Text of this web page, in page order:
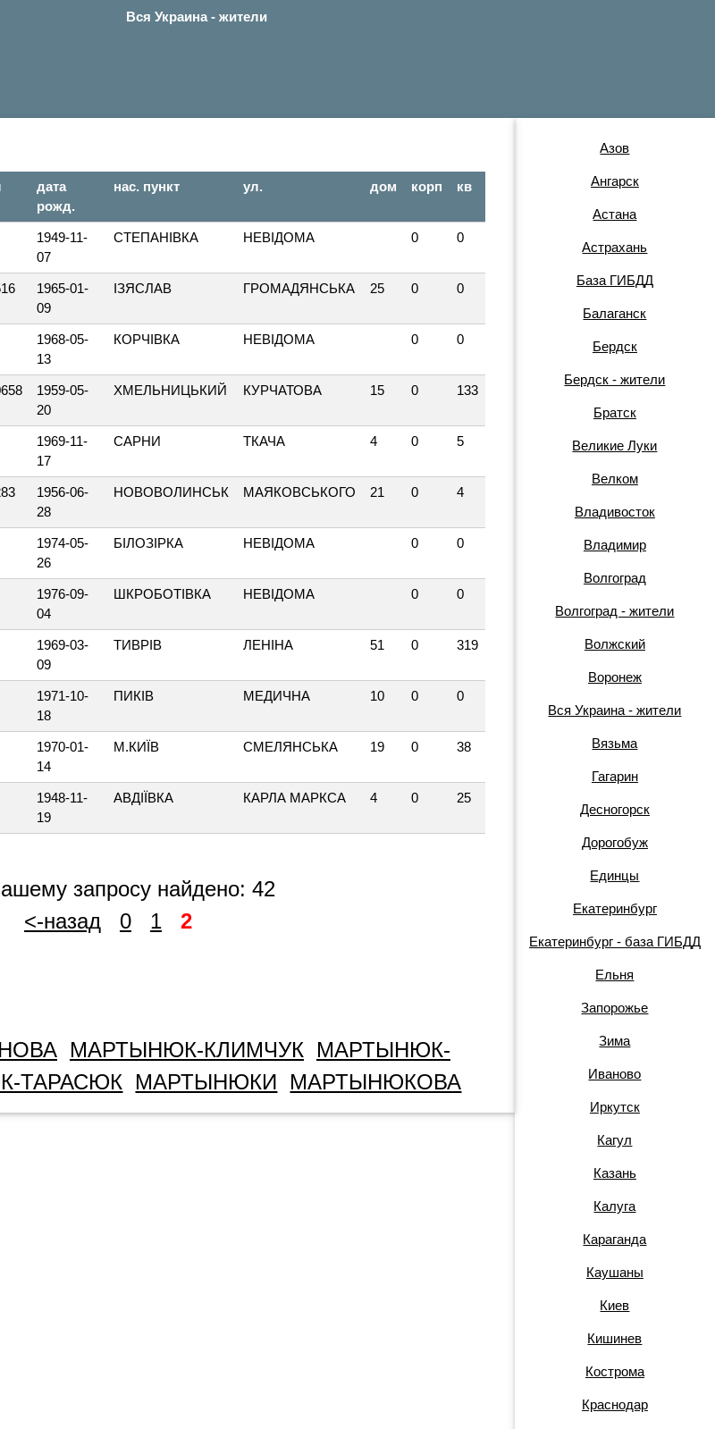
Вся Украина - жители
дата
рожд.
нас. пункт ул. дом корп кв
1949-11-
07
СТЕПАНІВКА НЕВІДОМА 0 0
1965-01-
09
ІЗЯСЛАВ ГРОМАДЯНСЬКА 25 0 0
1968-05-
13
КОРЧІВКА НЕВІДОМА 0 0
1959-05-
20
ХМЕЛЬНИЦЬКИЙ КУРЧАТОВА 15 0 133
1969-11-
17
САРНИ ТКАЧА 4 0 5
1956-06-
28
НОВОВОЛИНСЬК МАЯКОВСЬКОГО 21 0 4
1974-05-
26
БІЛОЗІРКА НЕВІДОМА 0 0
1976-09-
04
ШКРОБОТІВКА НЕВІДОМА 0 0
1969-03-
09
ТИВРІВ ЛЕНІНА 51 0 319
1971-10-
18
ПИКІВ МЕДИЧНА 10 0 0
1970-01-
14
М.КИЇВ СМЕЛЯНСЬКА 19 0 38
1948-11-
19
АВДІЇВКА КАРЛА МАРКСА 4 0 25
запросу найдено: 42
<-назад
0 1 2
МАРТЫНЮК-КЛИМЧУК
МАРТЫНЮК-
ТАРАСЮК МАРТЫНЮКИ МАРТЫНЮКОВА
Азов
Ангарск
Астана
Астрахань
База ГИБДД
Балаганск
Бердск
Бердск - жители
Братск
Великие Луки
Велком
Владивосток
Владимир
Волгоград
Волгоград - жители
Волжский
Воронеж
Вся Украина - жители
Вязьма
Гагарин
Десногорск
Дорогобуж
Единцы
Екатеринбург
Екатеринбург - база ГИБДД
Ельня
Запорожье
Зима
Иваново
Иркутск
Кагул
Казань
Калуга
Караганда
Каушаны
Киев
Кишинев
Кострома
Краснодар